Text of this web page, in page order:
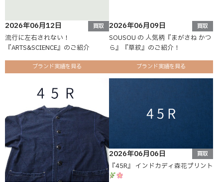
2026年06月12日 買取
流行に左右されない！
『ARTS&SCIENCE』のご紹介
ブランド実績を見る
2026年06月09日 買取
SOUSOU の 人気柄『まがさね かつ
ら』『草紋』のご紹介！
ブランド実績を見る
2026年06月06日 買取
『45R』 インドカディ森花プリント